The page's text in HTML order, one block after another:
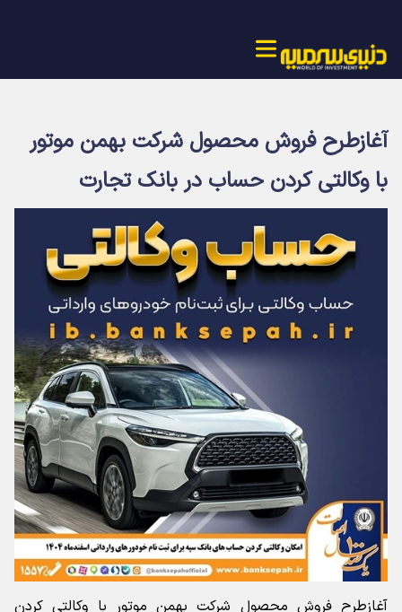
آغازطرح فروش محصول شرکت بهمن موتور
با وکالتی کردن حساب در بانک تجارت
آغازطرح فروش محصول شرکت بهمن موتور با وکالتی کردن